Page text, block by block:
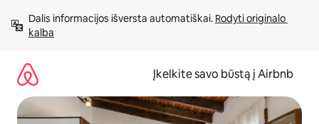
prie
turinio
Dalis informacijos išversta automatiškai. Rodyti originalo
kalba
Įkelkite savo būstą į Airbnb